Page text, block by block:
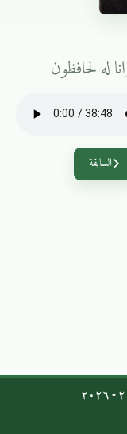
السابقة